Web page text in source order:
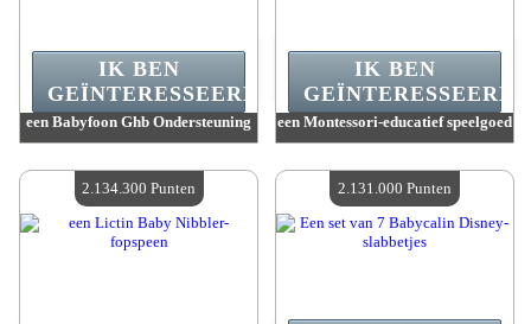
een Babyfoon Ghb Ondersteuning
Beschikbare hoeveelheid :4
IK BEN
GEÏNTERESSEERD.
een Montessori-educatief speelgoed
Beschikbare hoeveelheid :4
IK BEN
GEÏNTERESSEERD.
2.134.300 Punten 2.131.000 Punten